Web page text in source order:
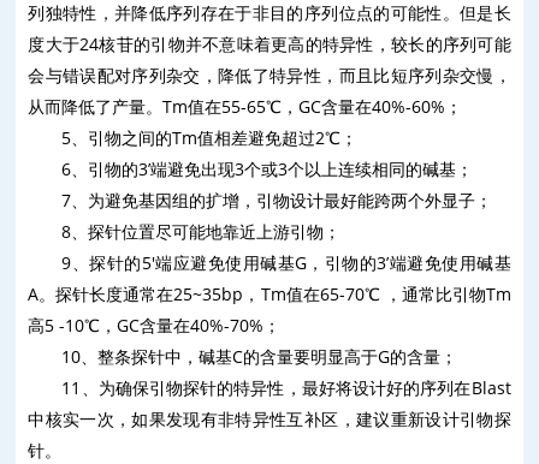
列独特性，并降低序列存在于非目的序列位点的可能性。但是长
度大于24核苷的引物并不意味着更高的特异性，较长的序列可能
会与错误配对序列杂交，降低了特异性，而且比短序列杂交慢，
从而降低了产量。Tm值在55-65℃，GC含量在40%-60% ；
5、引物之间的Tm值相差避免超过2℃；
6、引物的3’端避免出现3个或3个以上连续相同的碱基；
7、为避免基因组的扩增，引物设计最好能跨两个外显子；
8、探针位置尽可能地靠近上游引物；
9、探针的5'端应避免使用碱基G，引物的3’端避免使用碱基
A。探针长度通常在25~35bp ， Tm值在65-70℃ ， 通常比引物Tm
高5 -10℃ ，GC含量在40%-70% ；
10、整条探针中，碱基C的含量要明显高于G的含量；
11 、为确保引物探针的特异性，最好将设计好的序列在Blast
中核实一次，如果发现有非特异性互补区，建议重新设计引物探
针。